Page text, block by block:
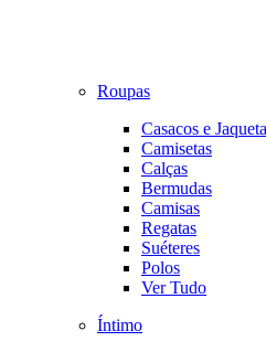
Roupas
Casacos e
Camisetas
Calças
Bermudas
Camisas
Regatas
Suéteres
Polos
Ver Tudo
Íntimo